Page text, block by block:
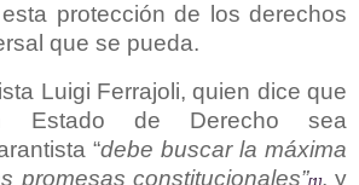
protección de los derechos
que se pueda.
Luigi Ferrajoli, quien dice que
Estado de Derecho sea
“debe buscar la máxima
promesas constitucionales”[1], y